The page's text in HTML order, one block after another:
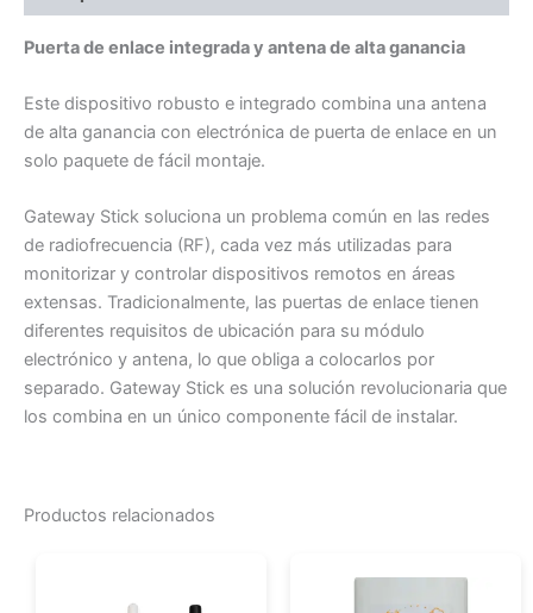
Puerta de enlace integrada y antena de alta ganancia
Este dispositivo robusto e integrado combina una antena
de alta ganancia con electrónica de puerta de enlace en un
solo paquete de fácil montaje.
Gateway Stick soluciona un problema común en las redes
de radiofrecuencia (RF), cada vez más utilizadas para
monitorizar y controlar dispositivos remotos en áreas
extensas. Tradicionalmente, las puertas de enlace tienen
diferentes requisitos de ubicación para su módulo
electrónico y antena, lo que obliga a colocarlos por
separado. Gateway Stick es una solución revolucionaria que
los combina en un único componente fácil de instalar.
Productos relacionados